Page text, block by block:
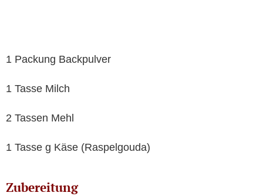
1 Packung Backpulver
1 Tasse Milch
2 Tassen Mehl
1 Tasse g Käse (Raspelgouda)
Zubereitung